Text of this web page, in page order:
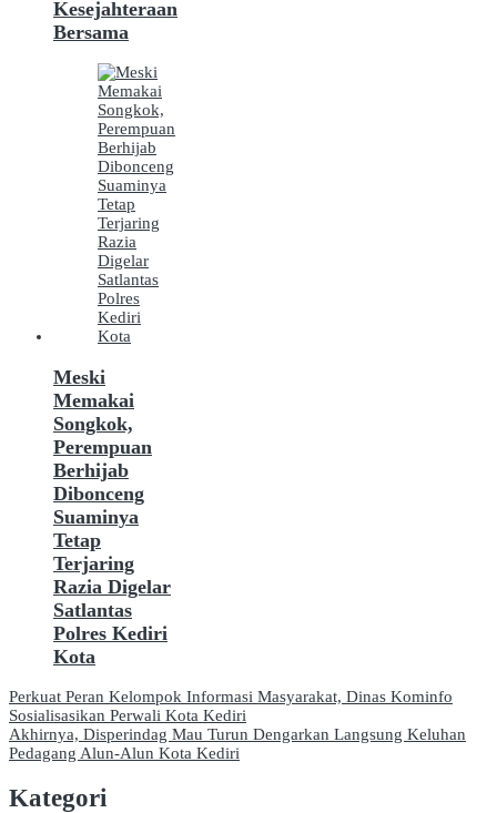
Kesejahteraan
Bersama
Meski
Memakai
Songkok,
Perempuan
Berhijab
Dibonceng
Suaminya
Tetap
Terjaring
Razia Digelar
Satlantas
Polres Kediri
Kota
Navigasi
pos
Perkuat Peran Kelompok Informasi Masyarakat, Dinas Kominfo
Sosialisasikan Perwali Kota Kediri
Akhirnya, Disperindag Mau Turun Dengarkan Langsung Keluhan
Pedagang Alun-Alun Kota Kediri
Kategori